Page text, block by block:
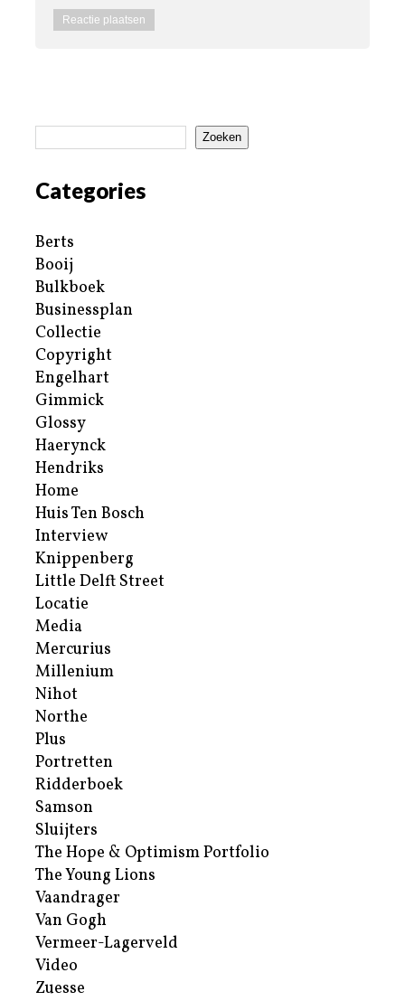
Zoeken
Categories
Berts
Booij
Bulkboek
Businessplan
Collectie
Copyright
Engelhart
Gimmick
Glossy
Haerynck
Hendriks
Home
Huis Ten Bosch
Interview
Knippenberg
Little Delft Street
Locatie
Media
Mercurius
Millenium
Nihot
Northe
Plus
Portretten
Ridderboek
Samson
Sluijters
The Hope & Optimism Portfolio
The Young Lions
Vaandrager
Van Gogh
Vermeer-Lagerveld
Video
Zuesse